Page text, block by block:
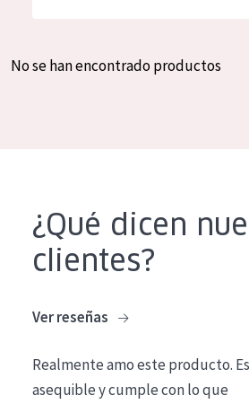
Crema de día
Crema de noche
Limpieza
Spanish
No se han encontrado productos
¿Qué dicen
clientes?
Ver reseñas
Realmente amo este producto. Es
asequible y cumple con lo que